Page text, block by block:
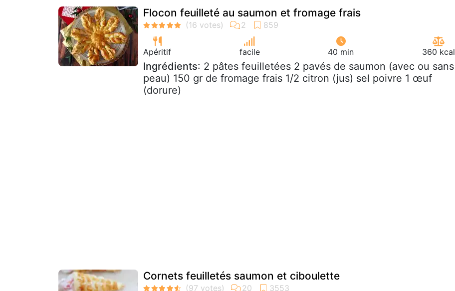
Flocon feuilleté au saumon et fromage frais
Apéritif facile 40 min 360 kcal
Ingrédients: 2 pâtes feuilletées 2 pavés de saumon (avec ou sans
peau) 150 gr de fromage frais 1/2 citron (jus) sel poivre 1 œuf
(dorure)
Cornets feuilletés saumon et ciboulette